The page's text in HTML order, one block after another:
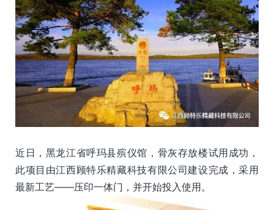
近日，黑龙江省呼玛县殡仪馆，骨灰存放楼试用成功，
此项目由江西顾特乐精藏科技有限公司建设完成，采用
最新工艺——压印一体门，并开始投入使用。